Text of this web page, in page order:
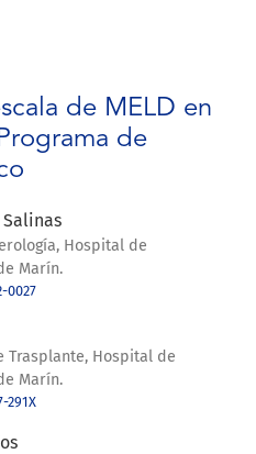
de MELD en
de
Hospital de
Marín.
0027
Trasplante, Hospital de
Marín.